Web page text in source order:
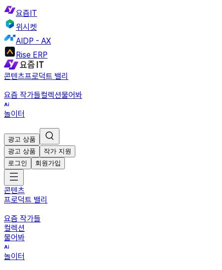
요즘IT
위시켓
AIDP - AX
Rise ERP
콘텐츠프로덕트 밸리
요즘 작가들컬렉션물어봐
놀이터
광고 상품
광고 상품
작가 지원
로그인
회원가입
콘텐츠
프로덕트 밸리
요즘 작가들
컬렉션
물어봐
놀이터